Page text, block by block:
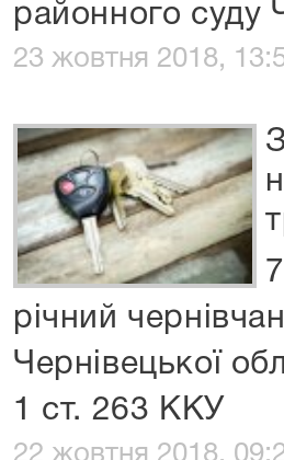
районного суду
23 жовтня 2018,
річний
Чернівецької
1 ст. 263 ККУ
22 жовтня 2018,